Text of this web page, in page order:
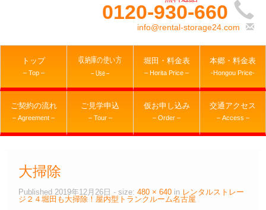
0120-930-660
info@rental-storage24.com
トップ
– Top –
収納庫の使い方
– Use –
堀田・料金表
– Horita Price –
本郷・料金表
-Hongou Price-
ご契約の流れ
– Agreement –
ご見学申込
– Tour –
仮お申し込み
– Order –
交通アクセス
– Access –
大掃除
Published 2019年12月26日 - size: 480 × 640 in レンタルストレー
ジ２４堀田も大掃除！屋内型トランクルーム名古屋